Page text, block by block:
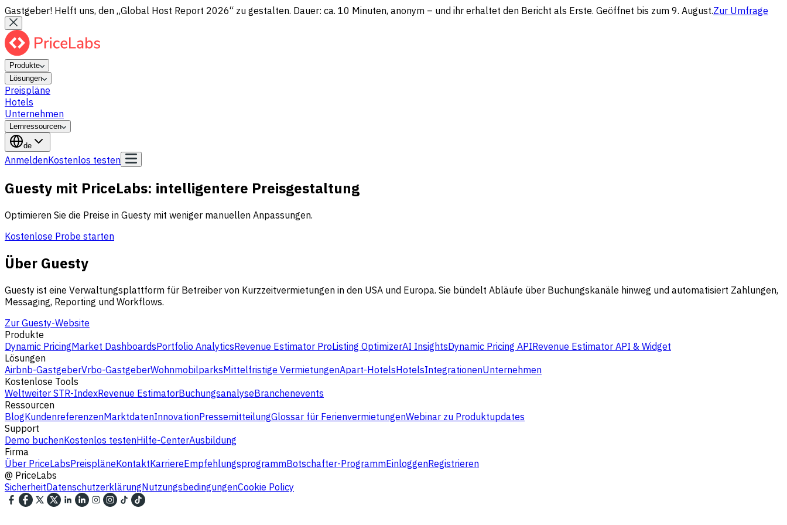
Gastgeber! Helft uns, den „Global Host Report 2026“ zu gestalten. Dauer: ca. 10 Minuten, anonym – und ihr erhaltet den Bericht als Erste. Geöffnet bis zum 9. August.Zur Umfrage
Produkte
Lösungen
Preispläne
Hotels
Unternehmen
Lernressourcen
de
AnmeldenKostenlos testen
Guesty mit PriceLabs: intelligentere Preisgestaltung
Optimieren Sie die Preise in Guesty mit weniger manuellen Anpassungen.
Kostenlose Probe starten
Über Guesty
Guesty ist eine Verwaltungsplattform für Betreiber von Kurzzeitvermietungen in den USA und Europa. Sie bündelt Abläufe über Buchungskanäle hinweg und automatisiert Zahlungen,
Messaging, Reporting und Workflows.
Zur Guesty-Website
Produkte
Dynamic PricingMarket DashboardsPortfolio AnalyticsRevenue Estimator ProListing OptimizerAI InsightsDynamic Pricing APIRevenue Estimator API & Widget
Lösungen
Airbnb-GastgeberVrbo-GastgeberWohnmobilparksMittelfristige VermietungenApart-HotelsHotelsIntegrationenUnternehmen
Kostenlose Tools
Weltweiter STR-IndexRevenue EstimatorBuchungsanalyseBranchenevents
Ressourcen
BlogKundenreferenzenMarktdatenInnovationPressemitteilungGlossar für FerienvermietungenWebinar zu Produktupdates
Support
Demo buchenKostenlos testenHilfe-CenterAusbildung
Firma
Über PriceLabsPreispläneKontaktKarriereEmpfehlungsprogrammBotschafter-ProgrammEinloggenRegistrieren
@ PriceLabs
SicherheitDatenschutzerklärungNutzungsbedingungenCookie Policy